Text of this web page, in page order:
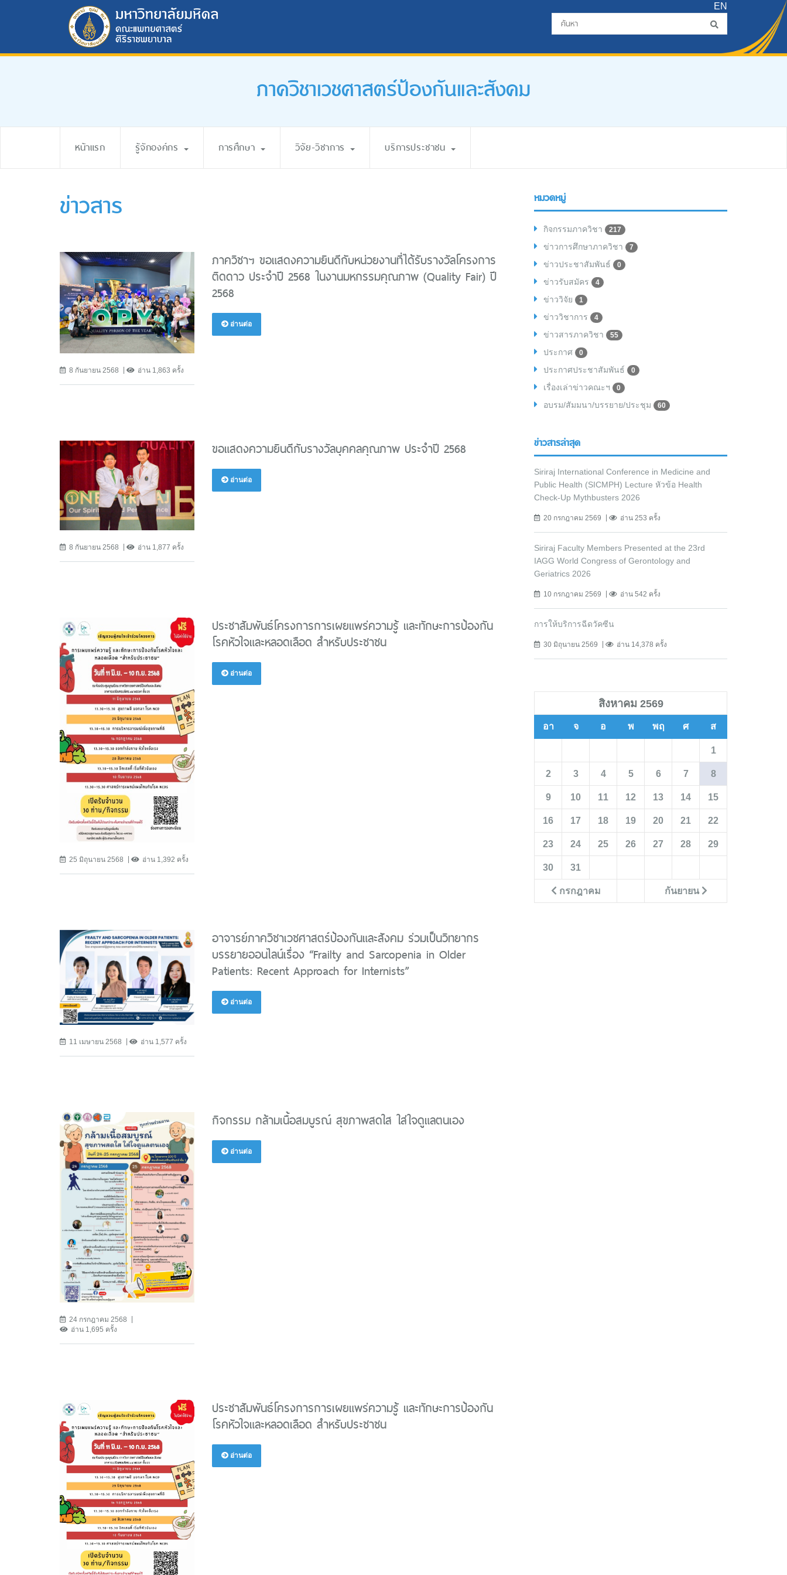
EN
ภาควิชาเวชศาสตร์ป้องกันและสังคม
หน้าแรก รู้จักองค์กร การศึกษา วิจัย-วิชาการ บริการประชาชน
ข่าวสาร
8 กันยายน 2568 อ่าน 1,863 ครั้ง
ภาควิชาฯ ขอแสดงความยินดีกับหน่วยงานที่ได้รับรางวัลโครงการ
ติดดาว ประจำปี 2568 ในงานมหกรรมคุณภาพ (Quality Fair) ปี
2568
อ่านต่อ
8 กันยายน 2568 อ่าน 1,877 ครั้ง
ขอแสดงความยินดีกับรางวัลบุคคลคุณภาพ ประจำปี 2568
อ่านต่อ
25 มิถุนายน 2568 อ่าน 1,392 ครั้ง
ประชาสัมพันธ์โครงการการเผยแพร่ความรู้ และทักษะการป้องกัน
โรคหัวใจและหลอดเลือด สำหรับประชาชน
อ่านต่อ
11 เมษายน 2568 อ่าน 1,577 ครั้ง
อาจารย์ภาควิชาเวชศาสตร์ป้องกันและสังคม ร่วมเป็นวิทยากร
บรรยายออนไลน์เรื่อง “Frailty and Sarcopenia in Older
Patients: Recent Approach for Internists”
อ่านต่อ
24 กรกฎาคม 2568
อ่าน 1,695 ครั้ง
กิจกรรม กล้ามเนื้อสมบูรณ์ สุขภาพสดใส ใส่ใจดูแลตนเอง
อ่านต่อ
ประชาสัมพันธ์โครงการการเผยแพร่ความรู้ และทักษะการป้องกัน
โรคหัวใจและหลอดเลือด สำหรับประชาชน
อ่านต่อ
หมวดหมู่
กิจกรรมภาควิชา 217
ข่าวการศึกษาภาควิชา 7
ข่าวประชาสัมพันธ์ 0
ข่าวรับสมัคร 4
ข่าววิจัย 1
ข่าววิชาการ 4
ข่าวสารภาควิชา 55
ประกาศ 0
ประกาศประชาสัมพันธ์ 0
เรื่องเล่าข่าวคณะฯ 0
อบรม/สัมมนา/บรรยาย/ประชุม 60
ข่าวสารล่าสุด
Siriraj International Conference in Medicine and
Public Health (SICMPH) Lecture หัวข้อ Health
Check-Up Mythbusters 2026
20 กรกฎาคม 2569 อ่าน 253 ครั้ง
Siriraj Faculty Members Presented at the 23rd
IAGG World Congress of Gerontology and
Geriatrics 2026
10 กรกฎาคม 2569 อ่าน 542 ครั้ง
การให้บริการฉีดวัคซีน
30 มิถุนายน 2569 อ่าน 14,378 ครั้ง
สิงหาคม 2569
อา จ อ พ พฤ ศ ส
กรกฎาคม กันยายน
1
2 3 4 5 6 7 8
9 10 11 12 13 14 15
16 17 18 19 20 21 22
23 24 25 26 27 28 29
30 31